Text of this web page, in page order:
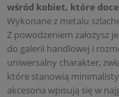
wśród kobiet, które
Wykonane z metalu
Z powodzeniem założysz
do galerii handlowej i
uniwersalny charakter,
które stanowią
akcesoria wpisują się w